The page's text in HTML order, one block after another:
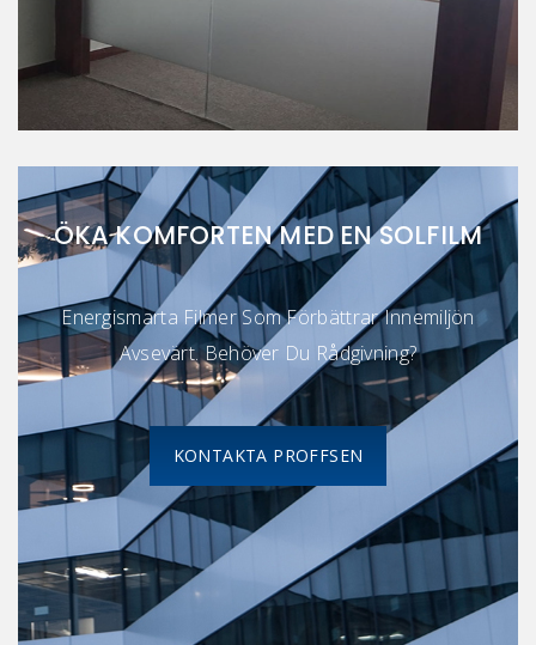
ÖKA KOMFORTEN MED EN SOLFILM
Energismarta Filmer Som Förbättrar Innemiljön
Avsevärt. Behöver Du Rådgivning?
KONTAKTA PROFFSEN